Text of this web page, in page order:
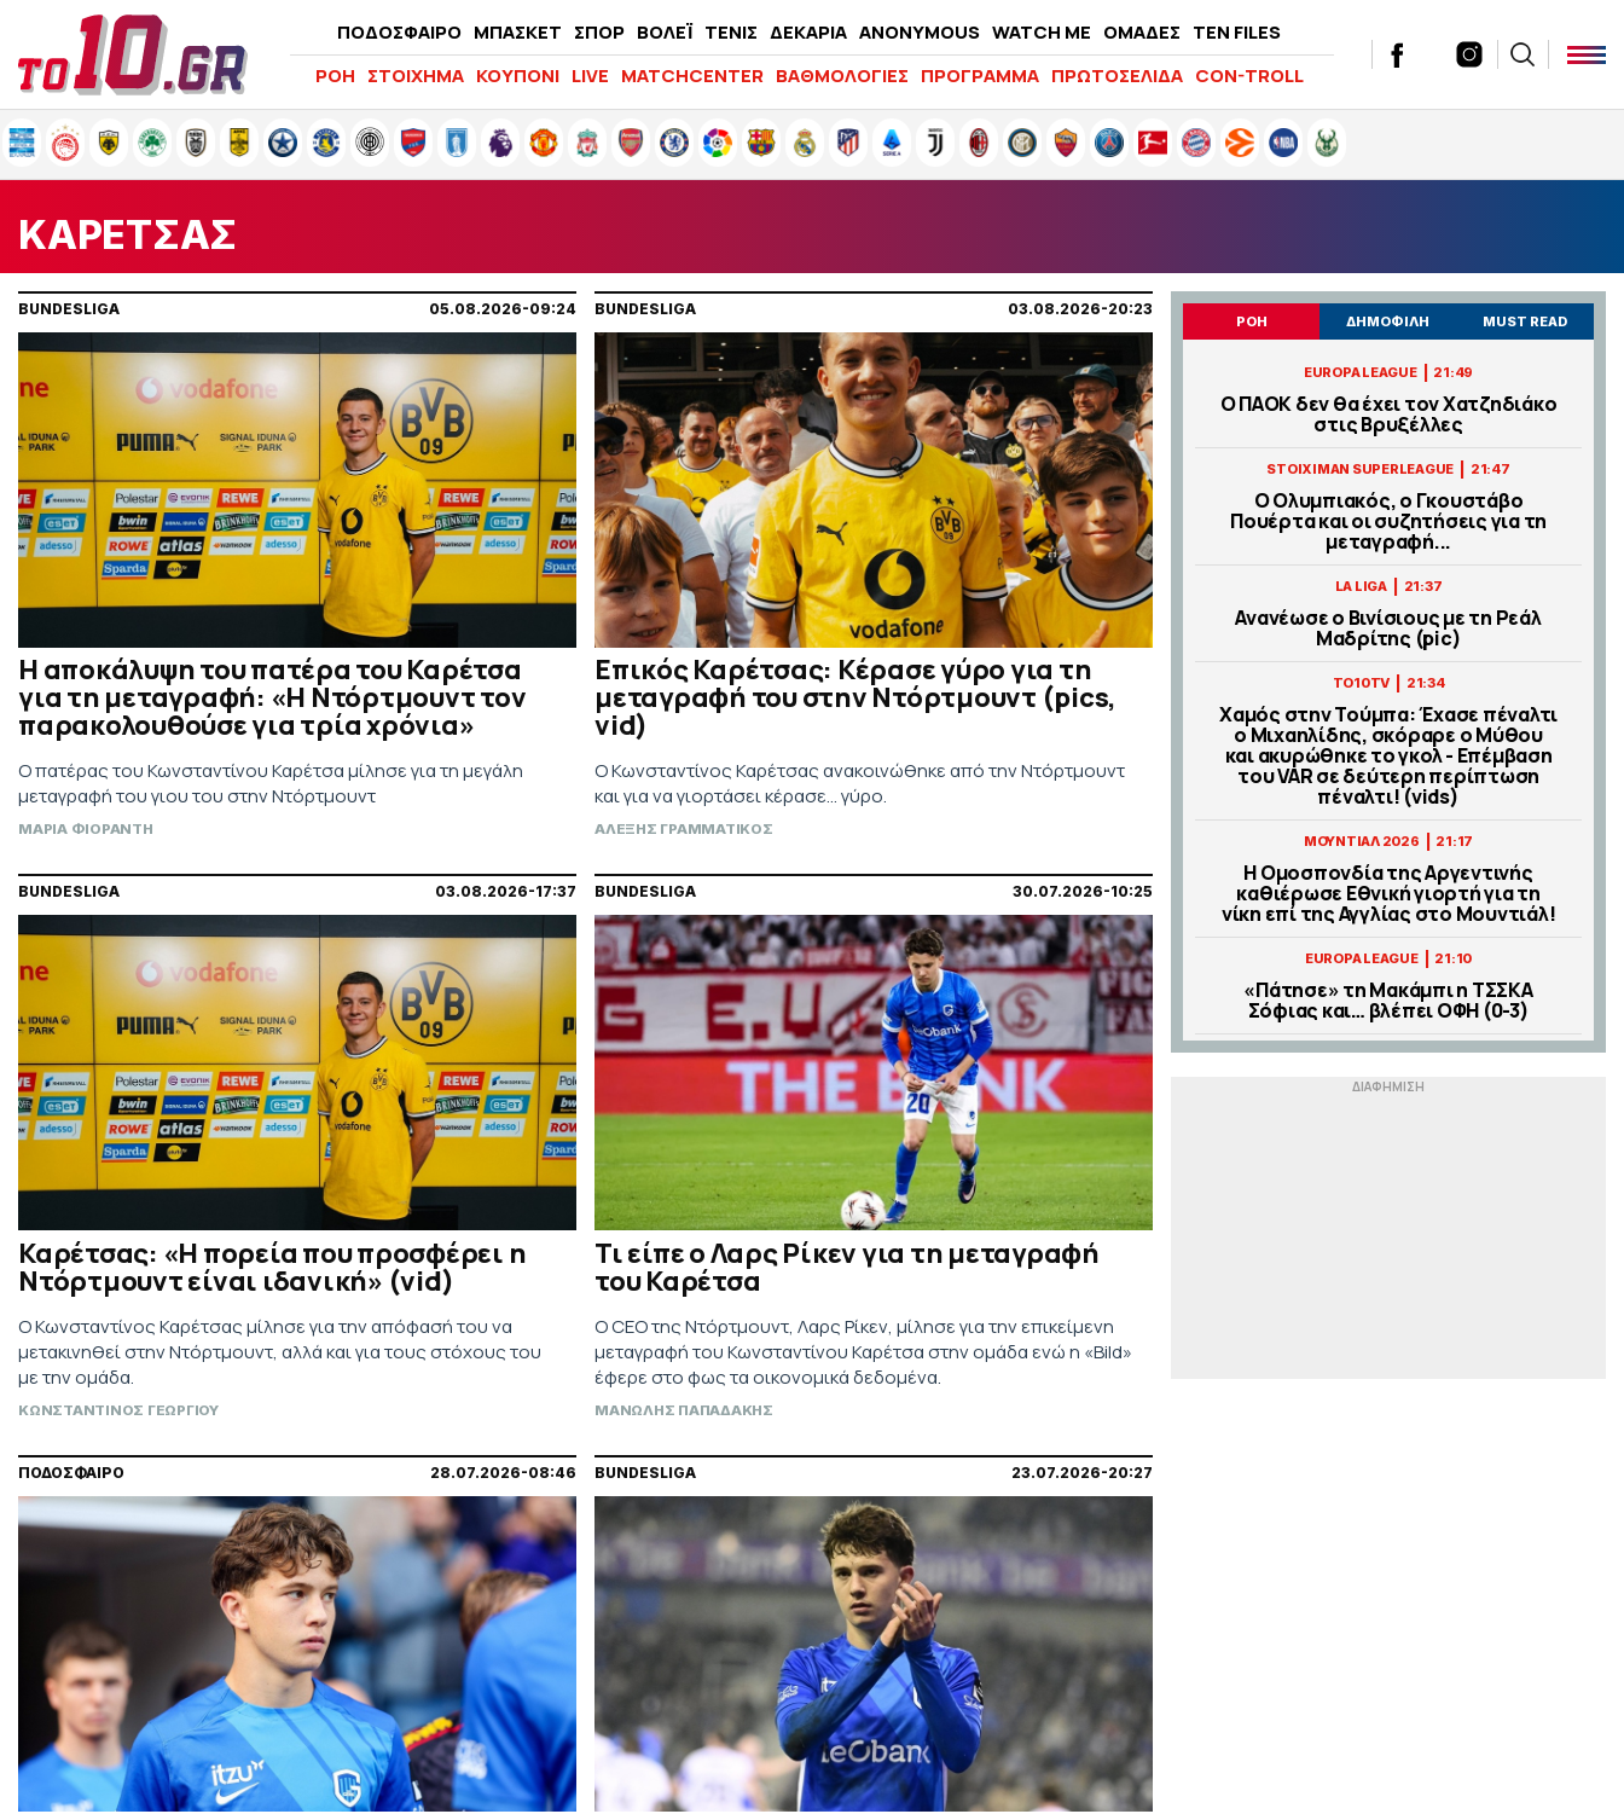
ΠΟΔΟΣΦΑΙΡΟ ΜΠΑΣΚΕΤ ΣΠΟΡ ΒΟΛΕΪ ΤΕΝΙΣ ΔΕΚΑΡΙΑ ANONYMOUS WATCH ME ΟΜΑΔΕΣ TEN FILES
LIFEWITNESS
ΡΟΗ ΣΤΟΙΧΗΜΑ ΚΟΥΠΟΝΙ LIVE MATCHCENTER ΒΑΘΜΟΛΟΓΙΕΣ ΠΡΟΓΡΑΜΜΑ ΠΡΩΤΟΣΕΛΙΔΑ CON-TROLL
ΚΑΡΕΤΣΑΣ
BUNDESLIGA 05.08.2026-09:24
Η αποκάλυψη του πατέρα του Καρέτσα
για τη μεταγραφή: «Η Ντόρτμουντ τον
παρακολουθούσε για τρία χρόνια»
Ο πατέρας του Κωνσταντίνου Καρέτσα μίλησε για τη μεγάλη
μεταγραφή του γιου του στην Ντόρτμουντ
ΜΑΡΙΑ ΦΙΟΡΑΝΤΗ
BUNDESLIGA 03.08.2026-20:23
Επικός Καρέτσας: Κέρασε γύρο για τη
μεταγραφή του στην Ντόρτμουντ (pics,
vid)
Ο Κωνσταντίνος Καρέτσας ανακοινώθηκε από την Ντόρτμουντ
και για να γιορτάσει κέρασε... γύρο.
ΑΛΕΞΗΣ ΓΡΑΜΜΑΤΙΚΟΣ
BUNDESLIGA 03.08.2026-17:37
Καρέτσας: «Η πορεία που προσφέρει η
Ντόρτμουντ είναι ιδανική» (vid)
Ο Κωνσταντίνος Καρέτσας μίλησε για την απόφασή του να
μετακινηθεί στην Ντόρτμουντ, αλλά και για τους στόχους του
με την ομάδα.
ΚΩΝΣΤΑΝΤΙΝΟΣ ΓΕΩΡΓΙΟΥ
BUNDESLIGA 30.07.2026-10:25
Τι είπε ο Λαρς Ρίκεν για τη μεταγραφή
του Καρέτσα
Ο CEO της Ντόρτμουντ, Λαρς Ρίκεν, μίλησε για την επικείμενη
μεταγραφή του Κωνσταντίνου Καρέτσα στην ομάδα ενώ η «Bild»
έφερε στο φως τα οικονομικά δεδομένα.
ΜΑΝΩΛΗΣ ΠΑΠΑΔΑΚΗΣ
ΠΟΔΟΣΦΑΙΡΟ 28.07.2026-08:46 BUNDESLIGA 23.07.2026-20:27
ΡΟΗ ΔΗΜΟΦΙΛΗ MUST READ
EUROPA LEAGUE 21:49
Ο ΠΑΟΚ δεν θα έχει τον Χατζηδιάκο
στις Βρυξέλλες
STOIXIMAN SUPERLEAGUE 21:47
Ο Ολυμπιακός, ο Γκουστάβο
Πουέρτα και οι συζητήσεις για τη
μεταγραφή...
LA LIGA 21:37
Ανανέωσε ο Βινίσιους με τη Ρεάλ
Μαδρίτης (pic)
TO10TV 21:34
Χαμός στην Τούμπα: Έχασε πέναλτι
ο Μιχαηλίδης, σκόραρε ο Μύθου
και ακυρώθηκε το γκολ - Επέμβαση
του VAR σε δεύτερη περίπτωση
πέναλτι! (vids)
ΜΟΥΝΤΙΑΛ 2026 21:17
Η Ομοσπονδία της Αργεντινής
καθιέρωσε Εθνική γιορτή για τη
νίκη επί της Αγγλίας στο Μουντιάλ!
EUROPA LEAGUE 21:10
«Πάτησε» τη Μακάμπι η ΤΣΣΚΑ
Σόφιας και… βλέπει ΟΦΗ (0-3)
EUROLEAGUE | 21:04
Πάρκερ: «Έπρεπε να γίνουν